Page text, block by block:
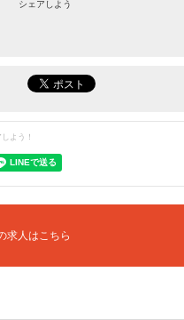
シェアしよう
新情報をお届けします。
よう！
求人はこちら